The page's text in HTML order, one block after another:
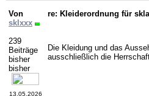
Von
sklxxx
239
Beiträge
bisher
bisher
re: Kleiderordnung für
Die Kleidung und das
ausschließlich die
13.05.2026